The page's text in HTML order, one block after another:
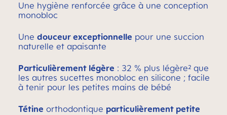
Une hygiène renforcée grâce à une conception
monobloc
Une douceur exceptionnelle pour une succion
naturelle et apaisante
Particulièrement légère : 32 % plus légère² que
les autres sucettes monobloc en silicone ; facile
à tenir pour les petites mains de bébé
Tétine orthodontique particulièrement petite